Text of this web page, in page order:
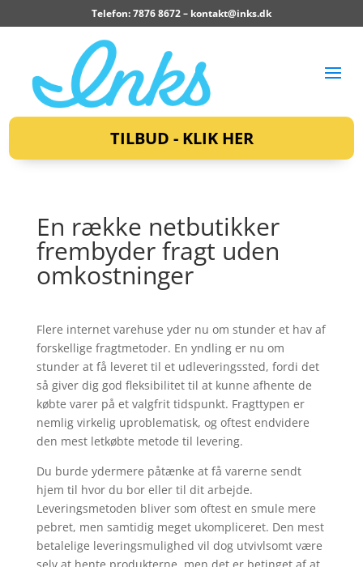
Telefon: 7876 8672 – kontakt@inks.dk
TILBUD - KLIK HER
En række netbutikker
frembyder fragt uden
omkostninger
Flere internet varehuse yder nu om stunder et hav af
forskellige fragtmetoder. En yndling er nu om
stunder at få leveret til et udleveringssted, fordi det
så giver dig god fleksibilitet til at kunne afhente de
købte varer på et valgfrit tidspunkt. Fragttypen er
nemlig virkelig uproblematisk, og oftest endvidere
den mest letkøbte metode til levering.
Du burde ydermere påtænke at få varerne sendt
hjem til hvor du bor eller til dit arbejde.
Leveringsmetoden bliver som oftest en smule mere
pebret, men samtidig meget ukompliceret. Den mest
betalelige leveringsmulighed vil dog utvivlsomt være
selv at hente produkterne, men det er betinget af at